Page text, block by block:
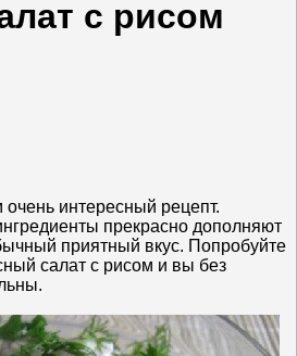
с рисом
очень интересный рецепт.
прекрасно дополняют
приятный вкус. Попробуйте
салат с рисом и вы без